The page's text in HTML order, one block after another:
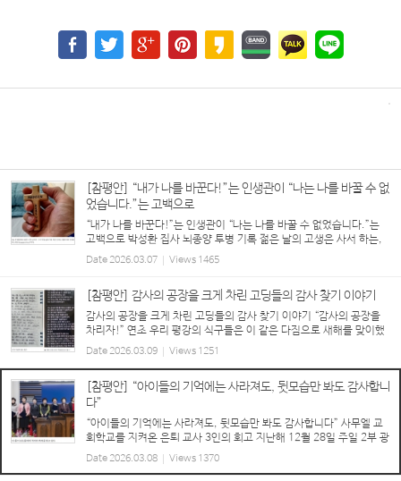
[참평안] “내가 나를 바꾼다!”는 인생관이 “나는 나를 바꿀 수 없
었습니다.”는 고백으로
“내가 나를 바꾼다!”는 인생관이 “나는 나를 바꿀 수 없었습니다.”는
고백으로 박성환 집사 뇌종양 투병 기록 젊은 날의 고생은 사서 하는,
박성환 집사는 딱 그런 사람이다. 20대~30대 전 세계 오지 구석구석
을 찾아다니면서 위험을 마다하지 않고...
Date2026.03.07 Views 1465
[참평안] 감사의 공장을 크게 차린 고딩들의 감사 찾기 이야기
감사의 공장을 크게 차린 고딩들의 감사 찾기 이야기 “감사의 공장을
차리자!” 연초 우리 평강의 식구들은 이 같은 다짐으로 새해를 맞이했
습니다. 어느덧 한 달이 지난 현재, 이 다짐을 얼마나 잘 지키셨나요?
정말 뜻밖의 기관에서 감사의 공장이 활...
Date2026.03.09 Views 1251
[참평안] “아이들의 기억에는 사라져도, 뒷모습만 봐도 감사합니
다”
“아이들의 기억에는 사라져도, 뒷모습만 봐도 감사합니다” 사무엘 교
회학교를 지켜온 은퇴 교사 3인의 회고 지난해 12월 28일 주일 2부 광
고 시간에는 그동안 사무엘 교회학교 교사로 봉사하다 정년 퇴임을 한
9명의 교사들의 노고를 감사하는 자리가 마...
Date2026.03.08 Views 1370